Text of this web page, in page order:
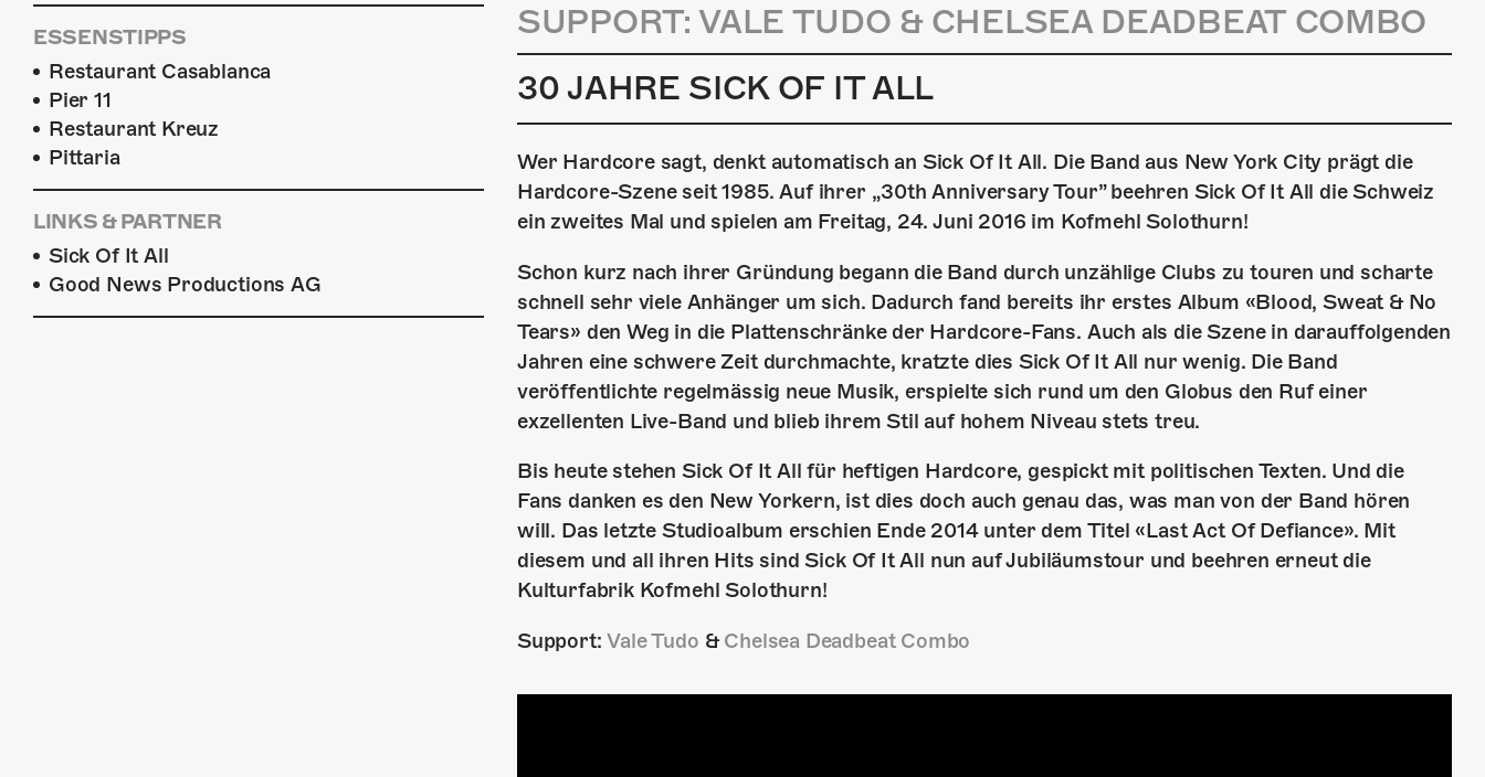
SUPPORT: VALE TUDO & CHELSEA DEADBEAT COMBO
30 JAHRE SICK OF IT ALL
Wer Hardcore sagt, denkt automatisch an Sick Of It All. Die Band aus New York City prägt die
Hardcore-Szene seit 1985. Auf ihrer „30th Anniversary Tour” beehren Sick Of It All die Schweiz
ein zweites Mal und spielen am Freitag, 24. Juni 2016 im Kofmehl Solothurn!
Schon kurz nach ihrer Gründung begann die Band durch unzählige Clubs zu touren und scharte
schnell sehr viele Anhänger um sich. Dadurch fand bereits ihr erstes Album «Blood, Sweat & No
Tears» den Weg in die Plattenschränke der Hardcore-Fans. Auch als die Szene in darauffolgenden
Jahren eine schwere Zeit durchmachte, kratzte dies Sick Of It All nur wenig. Die Band
veröffentlichte regelmässig neue Musik, erspielte sich rund um den Globus den Ruf einer
exzellenten Live-Band und blieb ihrem Stil auf hohem Niveau stets treu.
Bis heute stehen Sick Of It All für heftigen Hardcore, gespickt mit politischen Texten. Und die
Fans danken es den New Yorkern, ist dies doch auch genau das, was man von der Band hören
will. Das letzte Studioalbum erschien Ende 2014 unter dem Titel «Last Act Of Defiance». Mit
diesem und all ihren Hits sind Sick Of It All nun auf Jubiläumstour und beehren erneut die
Kulturfabrik Kofmehl Solothurn!
Support:Vale Tudo &Chelsea Deadbeat Combo
ESSENSTIPPS
Restaurant Casablanca
Pier 11
Restaurant Kreuz
Pittaria
LINKS & PARTNER
Sick Of It All
Good News Productions AG